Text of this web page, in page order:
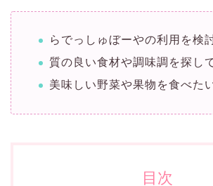
らでっしゅぼーやの利用を検
質の良い食材や調味調を探し
美味しい野菜や果物を食べた
目次